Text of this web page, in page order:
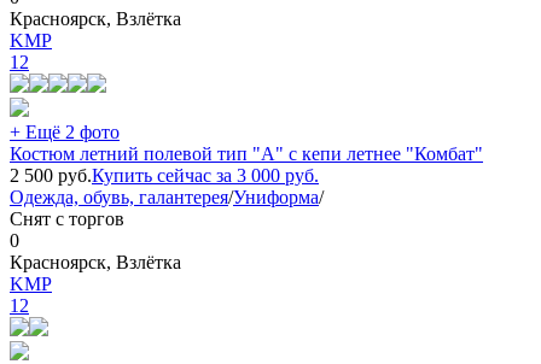
Красноярск, Взлётка
KMP
12
+ Ещё 2 фото
Костюм летний полевой тип "А" с кепи летнее "Комбат"
2 500 руб.Купить сейчас за 3 000 руб.
Одежда, обувь, галантерея/Униформа/
Снят с торгов
0
Красноярск, Взлётка
KMP
12